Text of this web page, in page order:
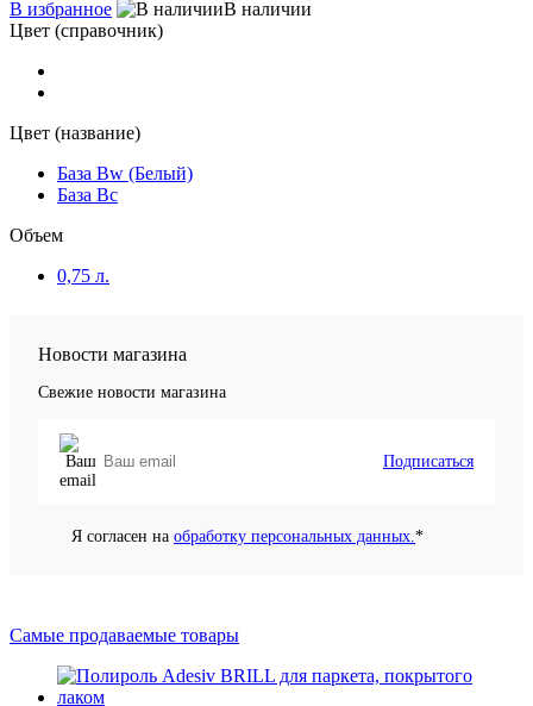
В избранное
В наличии
Цвет (справочник)
Цвет (название)
База Bw (Белый)
База Bc
Объем
0,75 л.
Новости магазина
Свежие новости магазина
Подписаться
Я согласен на обработку персональных данных. *
Самые продаваемые товары